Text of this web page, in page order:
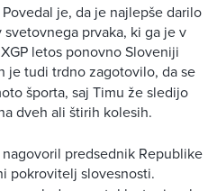
je, da je najlepše darilo
prvaka, ki ga je v
letos ponovno Sloveniji
je tudi trdno zagotovilo, da se
športa, saj Timu že sledijo
dveh ali štirih kolesih.
predsednik Republike
pokrovitelj slovesnosti.